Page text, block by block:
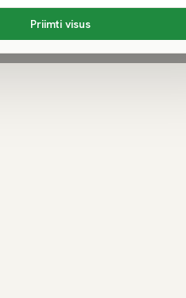
Priimti visus